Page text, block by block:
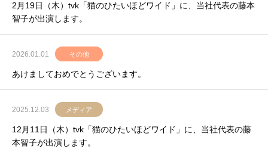
2月19日（木）tvk「猫のひたいほどワイド」に、当社代表の藤本
智子が出演します。
2026.01.01 その他
あけましておめでとうございます。
2025.12.03 メディア
12月11日（木）tvk「猫のひたいほどワイド」に、当社代表の藤
本智子が出演します。